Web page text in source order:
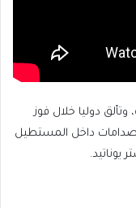
وتألق دوليا خلال فوز
دخل في صدامات داخل المستطيل
يوناتيد.